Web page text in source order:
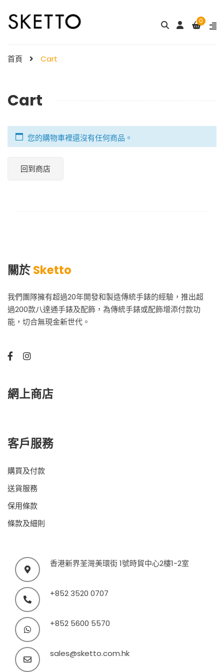
0
首頁 Cart
Cart
您的購物車裡還沒有任何商品。
回到商店
關於Sketto
我們團隊擁有超過20年開發和製造傳統手錶的經驗，推出超
過200款八達通手錶及配飾，為傳統手錶或配飾增添付款功
能，切合無現金新世代。
網上商店
客戶服務
購買及付款
送貨服務
保用條款
條款及細則
香港新界荃灣美環街 1號時貿中心2樓1-2室
+852 3520 0707
+852 5600 5570
sales@sketto.com.hk